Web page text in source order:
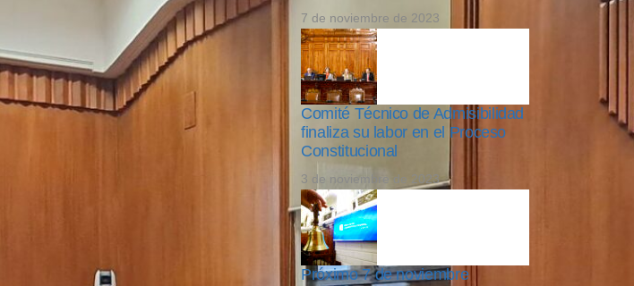
7 de noviembre de 2023
Comité Técnico de Admisibilidad
finaliza su labor en el Proceso
Constitucional
3 de noviembre de 2023
Próximo 7 de noviembre